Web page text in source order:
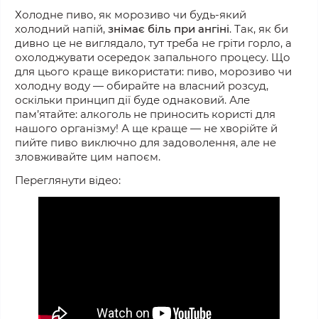
Холодне пиво, як морозиво чи будь-який
холодний напій, знімає біль при ангіні. Так, як би
дивно це не виглядало, тут треба не гріти горло, а
охолоджувати осередок запального процесу. Що
для цього краще використати: пиво, морозиво чи
холодну воду — обирайте на власний розсуд,
оскільки принцип дії буде однаковий. Але
пам’ятайте: алкоголь не приносить користі для
нашого організму! А ще краще — не хворійте й
пийте пиво виключно для задоволення, але не
зловживайте цим напоєм.
Переглянути відео: